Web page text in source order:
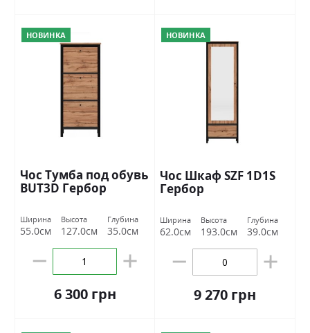
НОВИНКА
Чос Тумба под обувь
BUT3D Гербор
Ширина
55.0см
Высота
127.0см
Глубина
35.0см
6 300 грн
НОВИНКА
Чос Шкаф SZF 1D1S
Гербор
Ширина
62.0см
Высота
193.0см
Глубина
39.0см
9 270 грн